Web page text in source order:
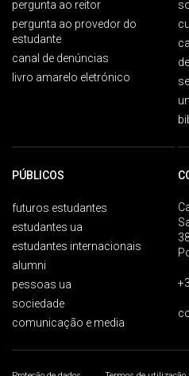
pergunta ao reitor
pergunta ao provedor do
estudante
canal de denúncias
livro amarelo eletrónico
PÚBLICOS
futuros estudantes
estudantes ua
estudantes internacionais
alumni
pessoas ua
sociedade
comunicação e media